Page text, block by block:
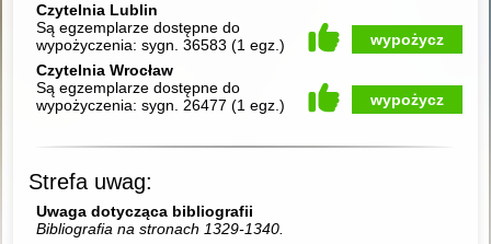
Czytelnia Lublin
Są egzemplarze dostępne do
wypożyczenia:sygn. 36583(1 egz.)
wypożycz
Czytelnia Wrocław
Są egzemplarze dostępne do
wypożyczenia:sygn. 26477(1 egz.) wypożycz
Strefa uwag:
Uwaga dotycząca bibliografii
Bibliografia na stronach 1329-1340.